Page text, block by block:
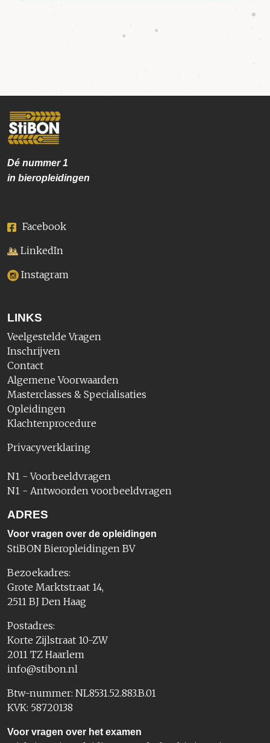
Dé nummer1
in bieropleidingen
Facebook
LinkedIn
Instagram
LINKS
Veelgestelde Vragen
Inschrijven
Contact
Algemene Voorwaarden
Masterclasses & Specialisaties
Opleidingen
Klachtenprocedure
Privacyverklaring
N1 - Voorbeeldvragen
N1 - Antwoorden voorbeeldvragen
ADRES
Voor vragen over de opleidingen
StiBON Bieropleidingen BV
Bezoekadres:
Grote Marktstraat 14,
2511 BJ Den Haag
Postadres:
Korte Zijlstraat 10-ZW
2011 TZ Haarlem
info@stibon.nl
Btw-nummer: NL8531.52.883.B.01
KVK: 58720138
Voor vragen over het examen